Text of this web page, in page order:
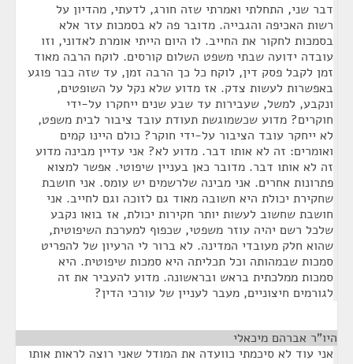
דבר שני, התחלתי ואמרתי שזה חורג, לדעתי, מהדיון על
רשות האכיפה והגבייה. מדובר פה לא בסמכות עזר אלא
בסמכות לחקור את החייב. לו היום הייתי אומרת לאדוני, וזו
עובדה ידועה שבתי משפט השלום קורסים. לוקח הרבה מאוד
זמן לקבל פסק דין, לוקח כל כך הרבה זמן, עד שזה כבר פוגע
באפשרות לעשות צדק. אז מדוע שלא נקל על השופטים,
ונקבע, למשל, שעבירות עד שבע שנים ייחקרו על-ידי
חוקרים? מדוע שכשמוגשת תעודת עובד ציבור לבית משפט,
לא ייחקר עובד הציבור על-ידי חוקר? כולם היינו קמים
ואומרים: זה לא אותו דבר. מדוע לא? אני עדיין מבינה מדוע
זה לא אותו דבר. מדובר כאן בעניין שיפוטי. אפשר למצוא
פתרונות אחרים. אני מבינה שלרשמים יש עומס. אני חושבת
שחקירת יכולת היא חשובה מאוד גם לזוכה וגם לחייב. אני
חושבת שחשוב לעשות יותר חקירות יכולת, אז בואו נקבע
שלכל רשם יהיה עוזר משפטי, שכפוף למערכת השיפוטית,
שהוא חלק מעובדי המדינה. לא ברור לי הרעיון של להפריט
סמכות שבמהותה וכל תכליתה היא סמכות שיפוטית. היא
סמכות ממלכתית בראש ובראשונה. מדוע להעביר את זה
לגורמים חיצוניים, מעבר לעניין של עורכי הדין?
היו"ר אברהם מיכאלי
אני עוד לא סיכמתי כוועדה את המודל שאני רוצה לראות אותו